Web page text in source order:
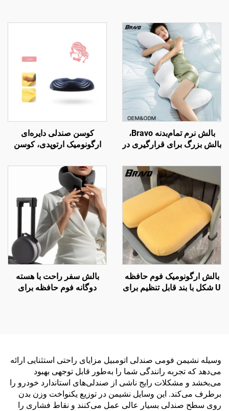
بالش نرم تمام‌بدنه Bravo،
بالش بزرگ برای قرارگیری در
بارداری، بالش بدن BP-2
کوسن صندلی دایره‌ای
ارگونومیک ارتوپدی، کوسن
اداری S4
بالش ارگونومیک فوم حافظه
U شکل با بند قابل تنظیم برای
بالش سفر راحت با هسته
دوگانه فوم حافظه برای
وسیله نشیمن فومی صندلی اتومبیل مزایای راحتی استثنایی ارائه
می‌دهد که تجربه رانندگی شما را به‌طور قابل توجهی بهبود
می‌بخشد و مشکلات رایج ناشی از صندلی‌های استاندارد خودرو را
برطرف می‌کند. این وسایل نشیمن در توزیع یکنواخت وزن بدن
روی سطح صندلی بسیار عالی عمل می‌کنند و نقاط فشاری را